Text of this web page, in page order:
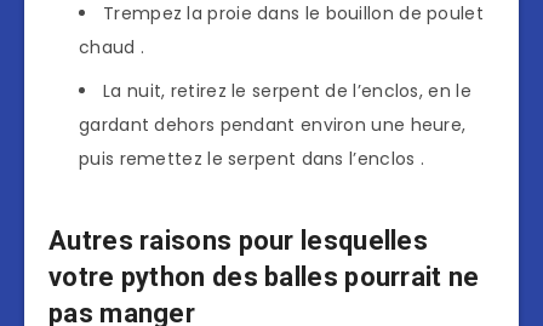
Trempez la proie dans le bouillon de poulet
chaud .
La nuit, retirez le serpent de l’enclos, en le
gardant dehors pendant environ une heure,
puis remettez le serpent dans l’enclos .
Autres raisons pour lesquelles
votre python des balles pourrait ne
pas manger